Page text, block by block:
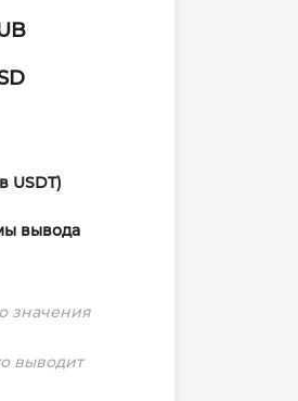
USDT)
вывода
значения
выводит